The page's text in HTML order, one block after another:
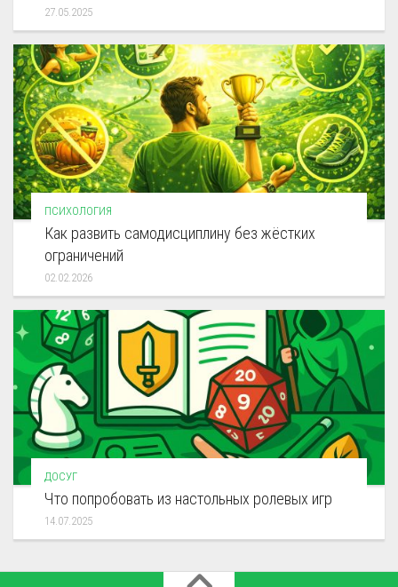
27.05.2025
ПСИХОЛОГИЯ
Как развить самодисциплину без жёстких
ограничений
02.02.2026
ДОСУГ
Что попробовать из настольных ролевых игр
14.07.2025